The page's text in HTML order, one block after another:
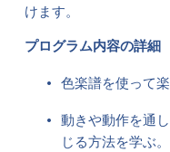
けます。
プログラム内容の詳細
色楽譜を使って
動きや動作を通
じる方法を学ぶ。